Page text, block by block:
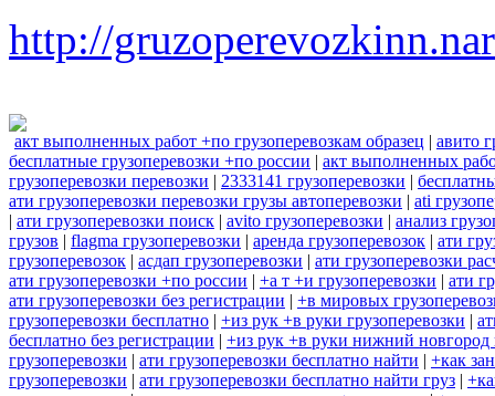
http://
акт выполненных работ +по грузоперевозкам образец | авито
бесплатные грузоперевозки +по россии | акт выполненных
грузоперевозки перевозки | 2333141 грузоперевозки |
ати грузоперевозки перевозки грузы автоперевозки | ati
| ати грузоперевозки поиск | avito грузоперевозки | анализ
грузов | flagma грузоперевозки | аренда грузоперевозок | ати
грузоперевозок | асдап грузоперевозки | ати грузоперевозки
ати грузоперевозки +по россии | +а т +и грузоперевозки | ати
ати грузоперевозки без регистрации | +в мировых
грузоперевозки бесплатно | +из рук +в руки грузоперевозки |
бесплатно без регистрации | +из рук +в руки нижний новгород
грузоперевозки | ати грузоперевозки бесплатно найти | +как
грузоперевозки | ати грузоперевозки бесплатно найти груз |